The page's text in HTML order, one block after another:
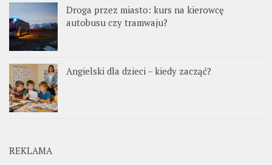
Droga przez miasto: kurs na kierowcę
autobusu czy tramwaju?
Angielski dla dzieci – kiedy zacząć?
REKLAMA